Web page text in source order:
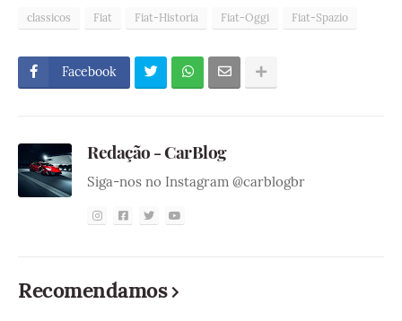
classicos Fiat Fiat-Historia Fiat-Oggi Fiat-Spazio
Facebook
Redação - CarBlog
Siga-nos no Instagram @carblogbr
Recomendamos